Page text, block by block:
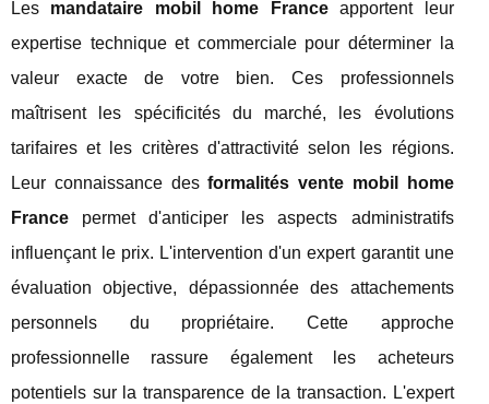
Les mandataire mobil home Franceapportent leur
expertise technique et commerciale pour déterminer la
valeur exacte de votre bien. Ces professionnels
maîtrisent les spécificités du marché, les évolutions
tarifaires et les critères d'attractivité selon les régions.
Leur connaissance desformalités vente mobil home
France permet d'anticiper les aspects administratifs
influençant le prix. L'intervention d'un expert garantit une
évaluation objective, dépassionnée des attachements
personnels du propriétaire. Cette approche
professionnelle rassure également les acheteurs
potentiels sur la transparence de la transaction. L'expert